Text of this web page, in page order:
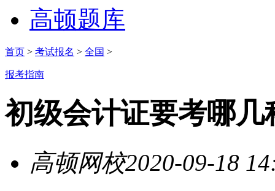
高顿题库
首页 > 考试报名 > 全国 >
报考指南
初级会计证要考哪
高顿网校2020-09-18